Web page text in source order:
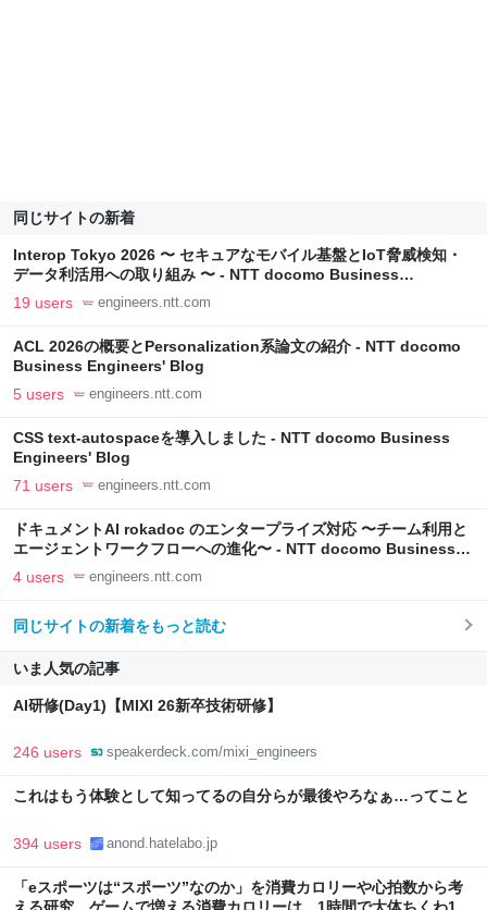
同じサイトの新着
Interop Tokyo 2026 〜 セキュアなモバイル基盤とIoT脅威検知・
データ利活用への取り組み 〜 - NTT docomo Business
Engineers' Blog
19 users engineers.ntt.com
ACL 2026の概要とPersonalization系論文の紹介 - NTT docomo
Business Engineers' Blog
5 users engineers.ntt.com
CSS text-autospaceを導入しました - NTT docomo Business
Engineers' Blog
71 users engineers.ntt.com
ドキュメントAI rokadoc のエンタープライズ対応 〜チーム利用と
エージェントワークフローへの進化〜 - NTT docomo Business
Engineers' Blog
4 users engineers.ntt.com
同じサイトの新着をもっと読む
いま人気の記事
AI研修(Day1)【MIXI 26新卒技術研修】
246 users speakerdeck.com/mixi_engineers
これはもう体験として知ってるの自分らが最後やろなぁ…ってこと
394 users anond.hatelabo.jp
「eスポーツは“スポーツ”なのか」を消費カロリーや心拍数から考